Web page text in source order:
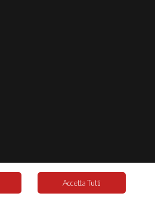
Accetta Tutti
Cookie Policy